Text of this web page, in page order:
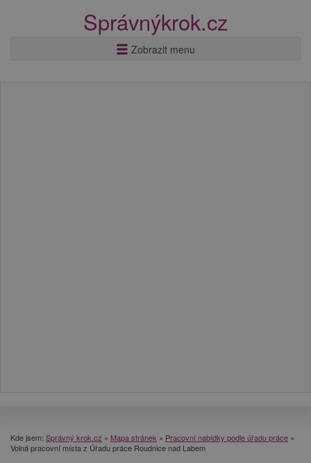
Správnýkrok.cz
Zobrazit menu
Kde jsem: Správný krok.cz » Mapa stránek » Pracovní nabídky podle úřadu práce »
Volná pracovní místa z Úřadu práce Roudnice nad Labem